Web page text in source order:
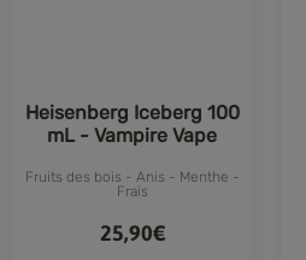
Heisenberg Iceberg 100
mL - Vampire Vape
Fruits des bois - Anis - Menthe -
Frais
25,90€